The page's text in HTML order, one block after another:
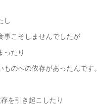
し
事こそしませんでしたが
ったり
のへの依存があったんです。
を引き起こしたり